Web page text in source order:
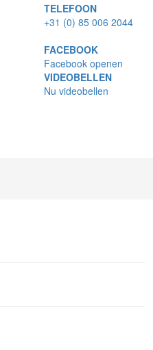
TELEFOON
+31 (0) 85 006 2044
FACEBOOK
Facebook openen
VIDEOBELLEN
Nu videobellen